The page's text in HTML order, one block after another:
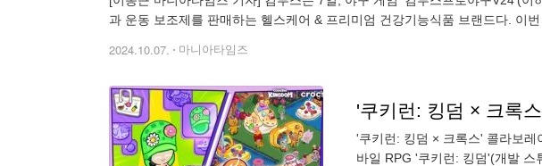
과 운동 보조제를 판매하는 헬스케어 & 프리미엄 건강기능식품 브랜드다. 이
2024.10.07. 마니아타임즈
'쿠키런: 킹덤 × 크록
'쿠키런: 킹덤 × 크록스' 콜라보레이션 관
바일 RPG '쿠키런: 킹덤'(개발 스